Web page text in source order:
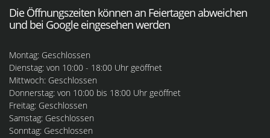
Die Öffnungszeiten können an Feiertagen abweichen
und bei Google eingesehen werden
Montag: Geschlossen
Dienstag: von 10:00 - 18:00 Uhr geöffnet
Mittwoch: Geschlossen
Donnerstag: von 10:00 bis 18:00 Uhr geöffnet
Freitag: Geschlossen
Samstag: Geschlossen
Sonntag: Geschlossen